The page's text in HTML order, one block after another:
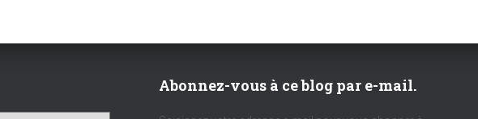
Abonnez-vous à ce blog par e-mail.